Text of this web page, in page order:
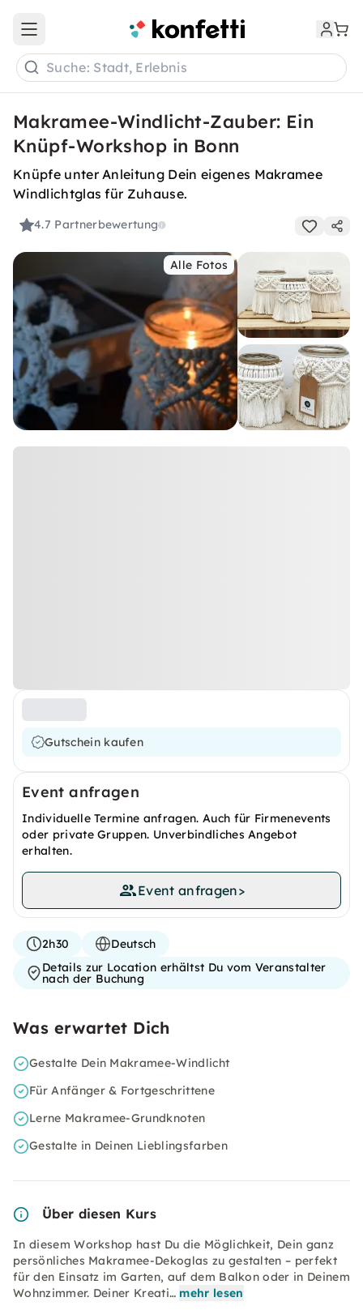
Open main menu
Suche: Stadt, Erlebnis
Makramee-Windlicht-Zauber: Ein
Knüpf-Workshop in Bonn
Knüpfe unter Anleitung Dein eigenes Makramee
Windlichtglas für Zuhause.
4.7 Partnerbewertung
Alle Fotos
Gutschein kaufen
Event anfragen
Individuelle Termine anfragen. Auch für Firmenevents
oder private Gruppen. Unverbindliches Angebot
erhalten.
Event anfragen>
2h30
Deutsch
Details zur Location erhältst Du vom Veranstalter
nach der Buchung
Was erwartet Dich
Gestalte Dein Makramee-Windlicht
Für Anfänger & Fortgeschrittene
Lerne Makramee-Grundknoten
Gestalte in Deinen Lieblingsfarben
Über diesen Kurs
In diesem Workshop hast Du die Möglichkeit, Dein ganz
persönliches Makramee-Dekoglas zu gestalten – perfekt
für den Einsatz im Garten, auf dem Balkon oder in Deinem
Wohnzimmer. Deiner Kreati… mehr lesen